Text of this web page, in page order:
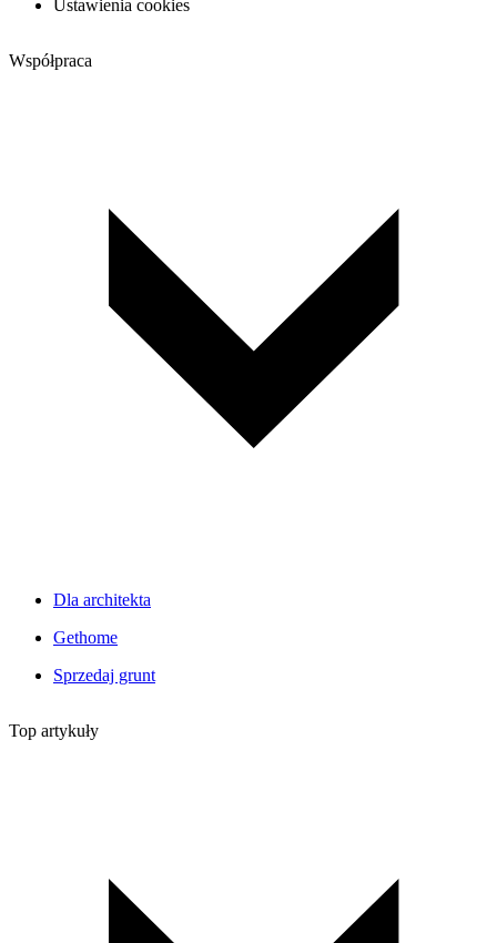
Ustawienia cookies
Współpraca
Dla architekta
Gethome
Sprzedaj grunt
Top artykuły